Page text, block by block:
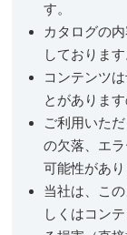
す。
カタログの
しております
コンテンツ
とがありま
ご利用いた
の欠落、エ
可能性があり
当社は、こ
しくはコン